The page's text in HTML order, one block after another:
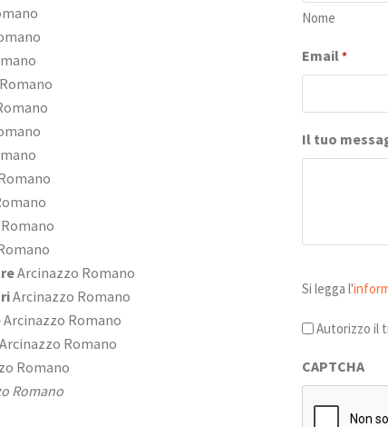
Arcinazzo Romano
Arcinazzo Romano
Arcinazzo Romano
Arcinazzo Romano
Romano
Romano
Nome
Email*
Il tuo
legga
l'informativa
privacy
Si legga l'
Autorizzo il
CAPTCHA